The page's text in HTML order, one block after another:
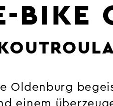
BIKE
Oldenburg
einem